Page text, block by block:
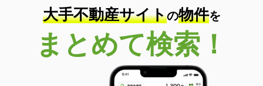
間取り
1LDK
福岡県福岡市南区向野２
価 格
13.80万円
福岡県福岡市南区向野２
61.83m²
大手不動産サイトの物件を
まとめて検索！